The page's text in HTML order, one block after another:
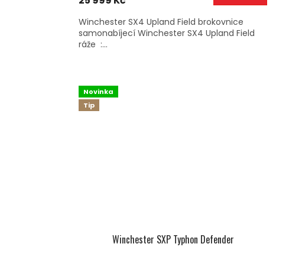
Winchester SX4 Upland Field brokovnice
samonabíjecí Winchester SX4 Upland Field
ráže :...
Novinka
Tip
Winchester SXP Typhon Defender